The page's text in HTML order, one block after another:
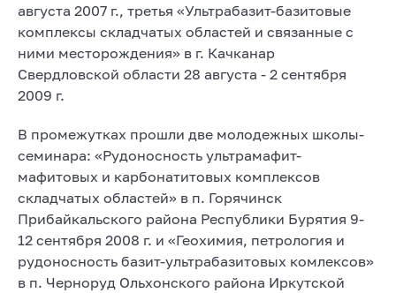
августа 2007 г., третья «Ультрабазит-базитовые
комплексы складчатых областей и связанные с
ними месторождения» в г. Качканар
Свердловской области 28 августа - 2 сентября
2009 г.
В промежутках прошли две молодежных школы-
семинара: «Рудоносность ультрамафит-
мафитовых и карбонатитовых комплексов
складчатых областей» в п. Горячинск
Прибайкальского района Республики Бурятия 9-
12 сентября 2008 г. и «Геохимия, петрология и
рудоносность базит-ультрабазитовых комлексов»
в п. Черноруд Ольхонского района Иркутской